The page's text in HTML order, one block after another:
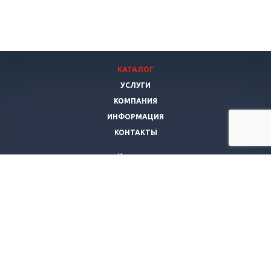
КАТАЛОГ
УСЛУГИ
КОМПАНИЯ
ИНФОРМАЦИЯ
КОНТАКТЫ
Компания